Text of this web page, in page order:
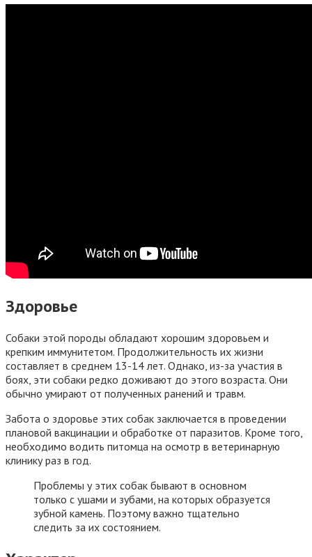
Здоровье
Собаки этой породы обладают хорошим здоровьем и
крепким иммунитетом. Продолжительность их жизни
составляет в среднем 13-14 лет. Однако, из-за участия в
боях, эти собаки редко доживают до этого возраста. Они
обычно умирают от полученных ранений и травм.
Забота о здоровье этих собак заключается в проведении
плановой вакцинации и обработке от паразитов. Кроме того,
необходимо водить питомца на осмотр в ветеринарную
клинику раз в год.
Проблемы у этих собак бывают в основном
только с ушами и зубами, на которых образуется
зубной камень. Поэтому важно тщательно
следить за их состоянием.